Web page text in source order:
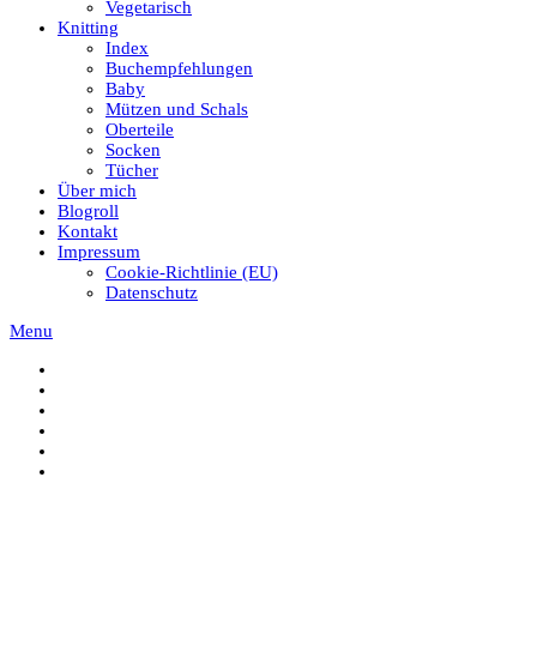
Vegetarisch
Knitting
Index
Buchempfehlungen
Baby
Mützen und Schals
Oberteile
Socken
Tücher
Über mich
Blogroll
Kontakt
Impressum
Cookie-Richtlinie (EU)
Datenschutz
Menu